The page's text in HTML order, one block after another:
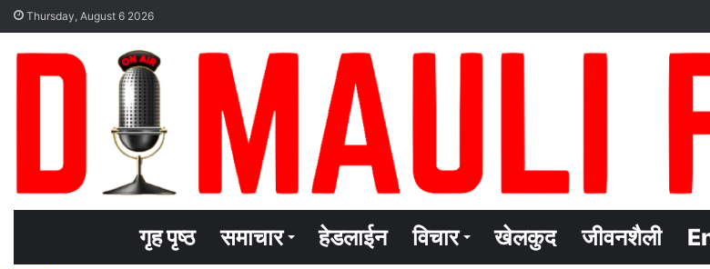
Thursday, August 6 2026
गृह पृष्ठ समाचार हेडलाईन विचार खेलकुद जीवनशैली